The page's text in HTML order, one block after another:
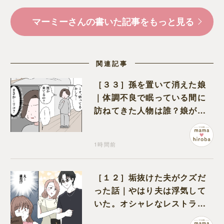
マーミーさんの書いた記事をもっと見る
関連記事
［３３］孫を置いて消えた娘
｜体調不良で眠っている間に
訪ねてきた人物は誰？娘が戻
ってきたのかと不安になる
1時間前
［１２］垢抜けた夫がクズだ
った話｜やはり夫は浮気して
いた。オシャレなレストラン